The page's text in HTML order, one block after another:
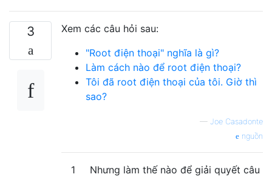
3
Xem các câu hỏi sau:
"Root điện thoại" nghĩa là gì?
Làm cách nào để root điện thoại?
Tôi đã root điện thoại của tôi. Giờ thì
sao?
— Joe Casadonte
nguồn
1
Nhưng làm thế nào để giải quyết câu